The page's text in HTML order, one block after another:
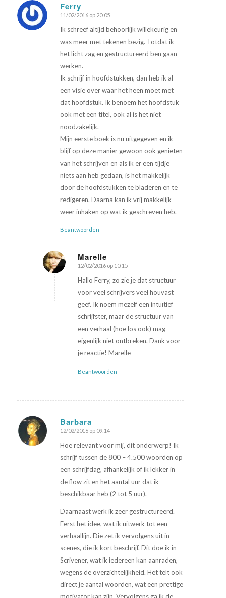
Ferry
zegt:
11/02/2016 op 20:05
Ik schreef altijd behoorlijk willekeurig en
was meer met tekenen bezig. Totdat ik
het licht zag en gestructureerd ben gaan
werken.
Ik schrijf in hoofdstukken, dan heb ik al
een visie over waar het heen moet met
dat hoofdstuk. Ik benoem het hoofdstuk
ook met een titel, ook al is het niet
noodzakelijk.
Mijn eerste boek is nu uitgegeven en ik
blijf op deze manier gewoon ook genieten
van het schrijven en als ik er een tijdje
niets aan heb gedaan, is het makkelijk
door de hoofdstukken te bladeren en te
redigeren. Daarna kan ik vrij makkelijk
weer inhaken op wat ik geschreven heb.
Beantwoorden
Marelle
zegt:
12/02/2016 op 10:15
Hallo Ferry, zo zie je dat structuur
voor veel schrijvers veel houvast
geef. Ik noem mezelf een intuïtief
schrijfster, maar de structuur van
een verhaal (hoe los ook) mag
eigenlijk niet ontbreken. Dank voor
je reactie! Marelle
Beantwoorden
Barbara
zegt:
12/02/2016 op 09:14
Hoe relevant voor mij, dit onderwerp! Ik
schrijf tussen de 800 – 4.500 woorden op
een schrijfdag, afhankelijk of ik lekker in
de flow zit en het aantal uur dat ik
beschikbaar heb (2 tot 5 uur).
Daarnaast werk ik zeer gestructureerd.
Eerst het idee, wat ik uitwerk tot een
verhaallijn. Die zet ik vervolgens uit in
scenes, die ik kort beschrijf. Dit doe ik in
Scrivener, wat ik iedereen kan aanraden,
wegens de overzichtelijkheid. Het telt ook
direct je aantal woorden, wat een prettige
motivator kan zijn. Vervolgens ga ik de